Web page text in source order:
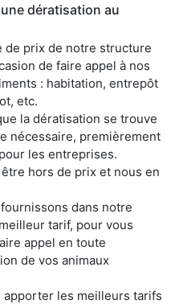
dératisation au
de prix de notre structure
de faire appel à nos
: habitation, entrepôt
etc.
la dératisation se trouve
nécessaire, premièrement
les entreprises.
hors de prix et nous en
dans notre
tarif, pour vous
appel en toute
de vos animaux
les meilleurs tarifs